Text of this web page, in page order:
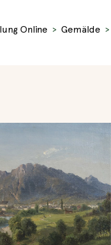
Online Gemälde